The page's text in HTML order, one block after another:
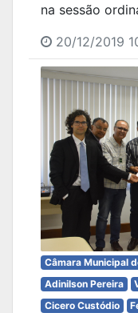
na sessão
20/12/2019
Câmara Municipal
Adinilson Pereira
Cicero Custódio